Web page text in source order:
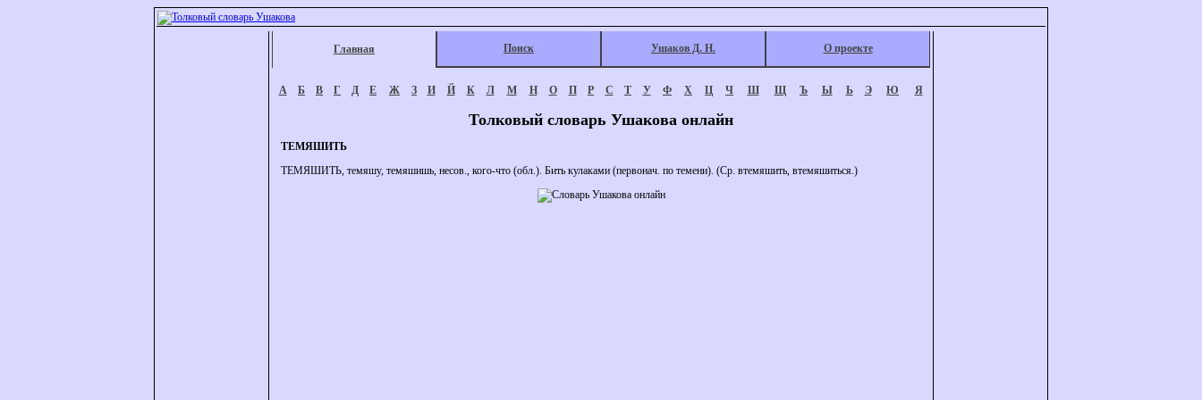
Главная Поиск Ушаков Д. Н. О проекте
А Б В Г Д Е Ж З И Й К Л М Н О П Р С Т У Ф Х Ц Ч Ш Щ Ъ Ы Ь Э Ю Я
Толковый словарь Ушакова онлайн
ТЕМЯШИТЬ
ТЕМЯШИТЬ, темяшу, темяшишь, несов., кого-что (обл.). Бить кулаками (первонач. по темени). (Ср. втемяшить, втемяшиться.)